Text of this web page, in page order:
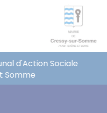
d'Action Sociale
Somme